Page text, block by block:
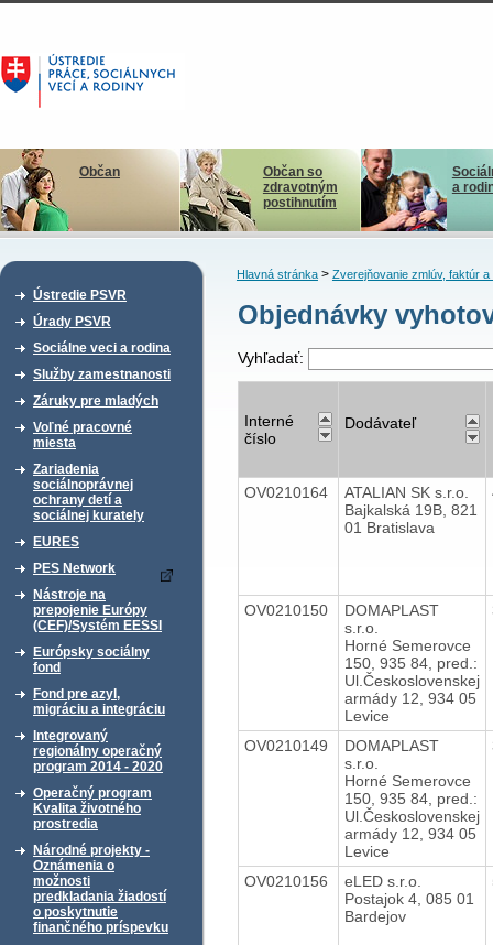
Občan
Občan so
zdravotným
postihnutím
a
Ústredie PSVR
Úrady PSVR
Sociálne veci a rodina
Služby zamestnanosti
Záruky pre mladých
Voľné pracovné
miesta
Zariadenia
sociálnoprávnej
ochrany detí a
sociálnej kurately
EURES
PES Network
Nástroje na
prepojenie Európy
(CEF)/Systém EESSI
Európsky sociálny
fond
Fond pre azyl,
migráciu a integráciu
Integrovaný
regionálny operačný
program 2014 - 2020
Operačný program
Kvalita životného
prostredia
Národné projekty -
Oznámenia o
možnosti
predkladania žiadostí
o poskytnutie
finančného príspevku
Hlavná stránka> Zverejňovanie zmlúv, faktúr a
Objednávky
Vyhľadať:
Interné
číslo
Dodávateľ
OV0210164
ATALIAN SK s.r.o.
Bajkalská 19B, 821
01 Bratislava
OV0210150
DOMAPLAST
s.r.o.
Horné Semerovce
150, 935 84, pred.:
Ul.Československej
armády 12, 934 05
Levice
OV0210149
DOMAPLAST
s.r.o.
Horné Semerovce
150, 935 84, pred.:
Ul.Československej
armády 12, 934 05
Levice
OV0210156
eLED s.r.o.
Postajok 4, 085 01
Bardejov